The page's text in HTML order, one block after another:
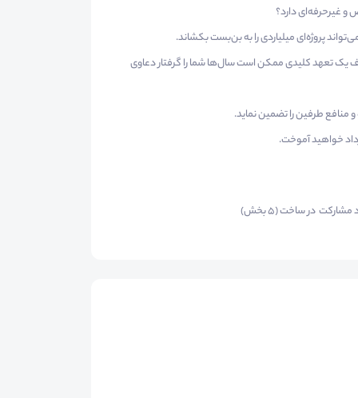
پروژه‌ای میلیاردی را به بن‌بست بکشاند.
حذف یک تعهد کلیدی ممکن است سال‌ها شما را گرفتار دعاوی
منافع طرفین را تضمین نماید.
خواهید آموخت.